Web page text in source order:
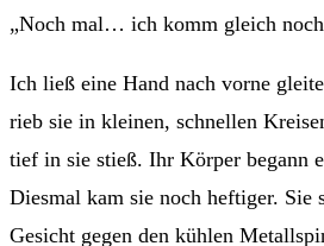
„Noch mal… ich komm gleich
Ich ließ eine Hand nach vorne
rieb sie in kleinen, schnellen
tief in sie stieß. Ihr Körper begann
Diesmal kam sie noch heftiger. Sie
Gesicht gegen den kühlen